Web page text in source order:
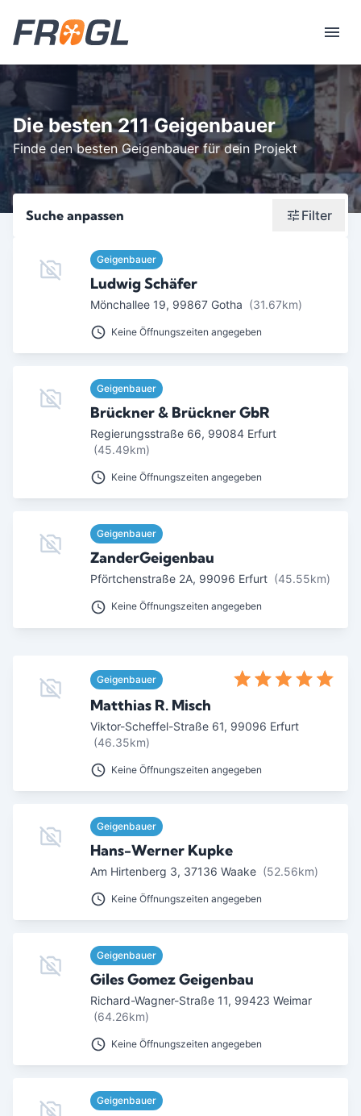
Die besten 211 Geigenbauer
Finde den besten Geigenbauer für dein Projekt
Suche anpassen Filter
Wonach suchst du?
Stadt oder Postleitzahl
Umkreis in Km
1 2 3 4
SUCHEN
Geigenbauer
Ludwig Schäfer
Mönchallee 19, 99867 Gotha (31.67km)
Keine Öffnungszeiten angegeben
Geigenbauer
Brückner & Brückner GbR
Regierungsstraße 66, 99084 Erfurt
(45.49km)
Keine Öffnungszeiten angegeben
Geigenbauer
ZanderGeigenbau
Pförtchenstraße 2A, 99096 Erfurt (45.55km)
Keine Öffnungszeiten angegeben
Geigenbauer
Matthias R. Misch
Viktor-Scheffel-Straße 61, 99096 Erfurt
(46.35km)
Keine Öffnungszeiten angegeben
Geigenbauer
Hans-Werner Kupke
Am Hirtenberg 3, 37136 Waake (52.56km)
Keine Öffnungszeiten angegeben
Geigenbauer
Giles Gomez Geigenbau
Richard-Wagner-Straße 11, 99423 Weimar
(64.26km)
Keine Öffnungszeiten angegeben
Geigenbauer